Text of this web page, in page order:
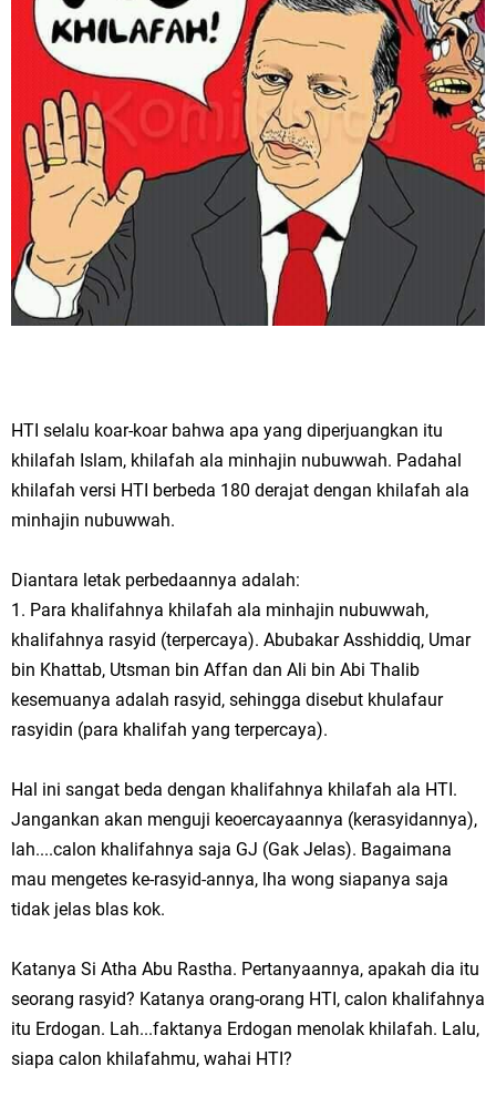
HTI selalu koar-koar bahwa apa yang diperjuangkan itu
khilafah Islam, khilafah ala minhajin nubuwwah. Padahal
khilafah versi HTI berbeda 180 derajat dengan khilafah ala
minhajin nubuwwah.
Diantara letak perbedaannya adalah:
1. Para khalifahnya khilafah ala minhajin nubuwwah,
khalifahnya rasyid (terpercaya). Abubakar Asshiddiq, Umar
bin Khattab, Utsman bin Affan dan Ali bin Abi Thalib
kesemuanya adalah rasyid, sehingga disebut khulafaur
rasyidin (para khalifah yang terpercaya).
Hal ini sangat beda dengan khalifahnya khilafah ala HTI.
Jangankan akan menguji keoercayaannya (kerasyidannya),
lah....calon khalifahnya saja GJ (Gak Jelas). Bagaimana
mau mengetes ke-rasyid-annya, lha wong siapanya saja
tidak jelas blas kok.
Katanya Si Atha Abu Rastha. Pertanyaannya, apakah dia itu
seorang rasyid? Katanya orang-orang HTI, calon khalifahnya
itu Erdogan. Lah...faktanya Erdogan menolak khilafah. Lalu,
siapa calon khilafahmu, wahai HTI?